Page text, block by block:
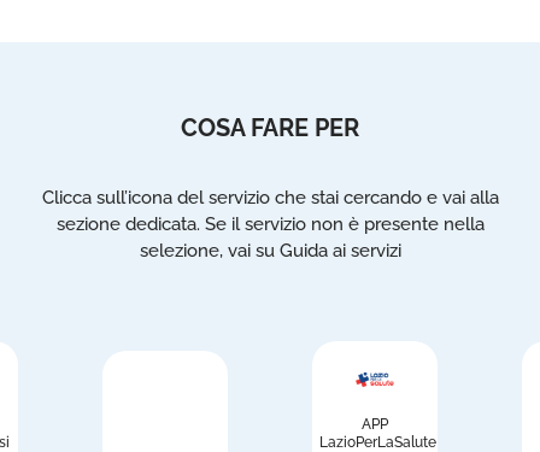
COSA FARE PER
Clicca sull’icona del servizio che stai cercando e vai alla
sezione dedicata. Se il servizio non è presente nella
selezione, vai su Guida ai servizi
APP
LazioPerLaSalute